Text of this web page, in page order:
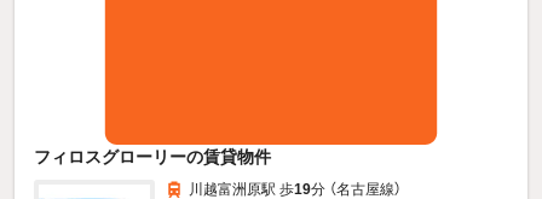
フィロスグローリーの賃貸物件
川越富洲原駅 歩19分 （名古屋線）